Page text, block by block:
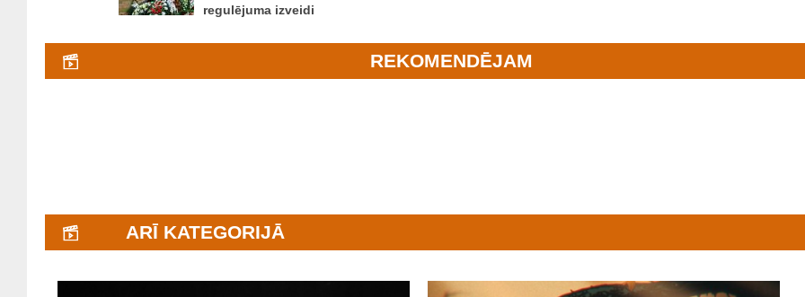
regulējuma izveidi
REKOMENDĒJAM
ARĪ KATEGORIJĀ